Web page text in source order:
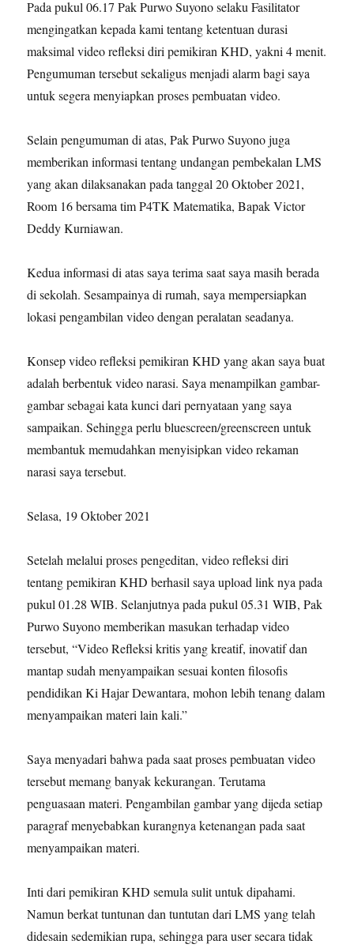
Pada pukul 06.17 Pak Purwo Suyono selaku Fasilitator
mengingatkan kepada kami tentang ketentuan durasi
maksimal video refleksi diri pemikiran KHD, yakni 4 menit.
Pengumuman tersebut sekaligus menjadi alarm bagi saya
untuk segera menyiapkan proses pembuatan video.
Selain pengumuman di atas, Pak Purwo Suyono juga
memberikan informasi tentang undangan pembekalan LMS
yang akan dilaksanakan pada tanggal 20 Oktober 2021,
Room 16 bersama tim P4TK Matematika, Bapak Victor
Deddy Kurniawan.
Kedua informasi di atas saya terima saat saya masih berada
di sekolah. Sesampainya di rumah, saya mempersiapkan
lokasi pengambilan video dengan peralatan seadanya.
Konsep video refleksi pemikiran KHD yang akan saya buat
adalah berbentuk video narasi. Saya menampilkan gambar-
gambar sebagai kata kunci dari pernyataan yang saya
sampaikan. Sehingga perlu bluescreen/greenscreen untuk
membantuk memudahkan menyisipkan video rekaman
narasi saya tersebut.
Selasa, 19 Oktober 2021
Setelah melalui proses pengeditan, video refleksi diri
tentang pemikiran KHD berhasil saya upload link nya pada
pukul 01.28 WIB. Selanjutnya pada pukul 05.31 WIB, Pak
Purwo Suyono memberikan masukan terhadap video
tersebut, “Video Refleksi kritis yang kreatif, inovatif dan
mantap sudah menyampaikan sesuai konten filosofis
pendidikan Ki Hajar Dewantara, mohon lebih tenang dalam
menyampaikan materi lain kali.”
Saya menyadari bahwa pada saat proses pembuatan video
tersebut memang banyak kekurangan. Terutama
penguasaan materi. Pengambilan gambar yang dijeda setiap
paragraf menyebabkan kurangnya ketenangan pada saat
menyampaikan materi.
Inti dari pemikiran KHD semula sulit untuk dipahami.
Namun berkat tuntunan dan tuntutan dari LMS yang telah
didesain sedemikian rupa, sehingga para user secara tidak